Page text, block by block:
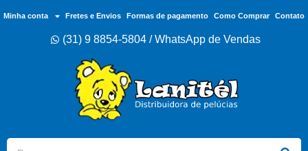
Minha conta Fretes e Envios Formas de pagamento Como Comprar Contato
(31) 9 8854-5804 / WhatsApp de Vendas